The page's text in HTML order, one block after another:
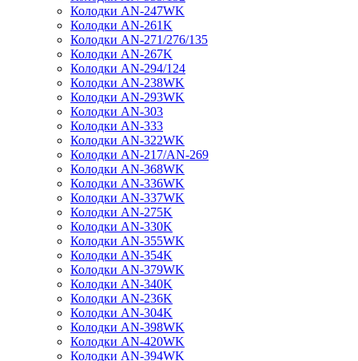
Колодки AN-247WK
Колодки AN-261K
Колодки AN-271/276/135
Колодки AN-267K
Колодки AN-294/124
Колодки AN-238WK
Колодки AN-293WK
Колодки AN-303
Колодки AN-333
Колодки AN-322WK
Колодки AN-217/AN-269
Колодки AN-368WK
Колодки AN-336WK
Колодки AN-337WK
Колодки AN-275K
Колодки AN-330K
Колодки AN-355WK
Колодки AN-354K
Колодки AN-379WK
Колодки AN-340K
Колодки AN-236K
Колодки AN-304K
Колодки AN-398WK
Колодки AN-420WK
Колодки AN-394WK